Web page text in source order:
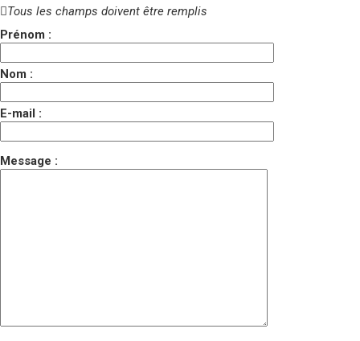
Tous les champs doivent être remplis
Prénom :
Nom :
E-mail :
Message :